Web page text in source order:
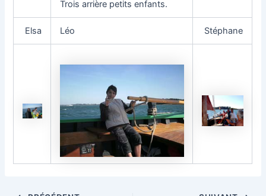
Trois arrière petits enfants.
Elsa Léo Stéphane